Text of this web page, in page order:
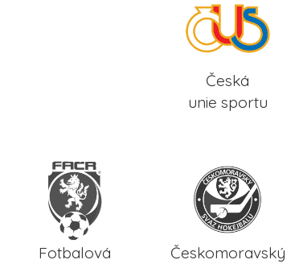
Česká
unie sportu
Fotbalová
Českomoravský